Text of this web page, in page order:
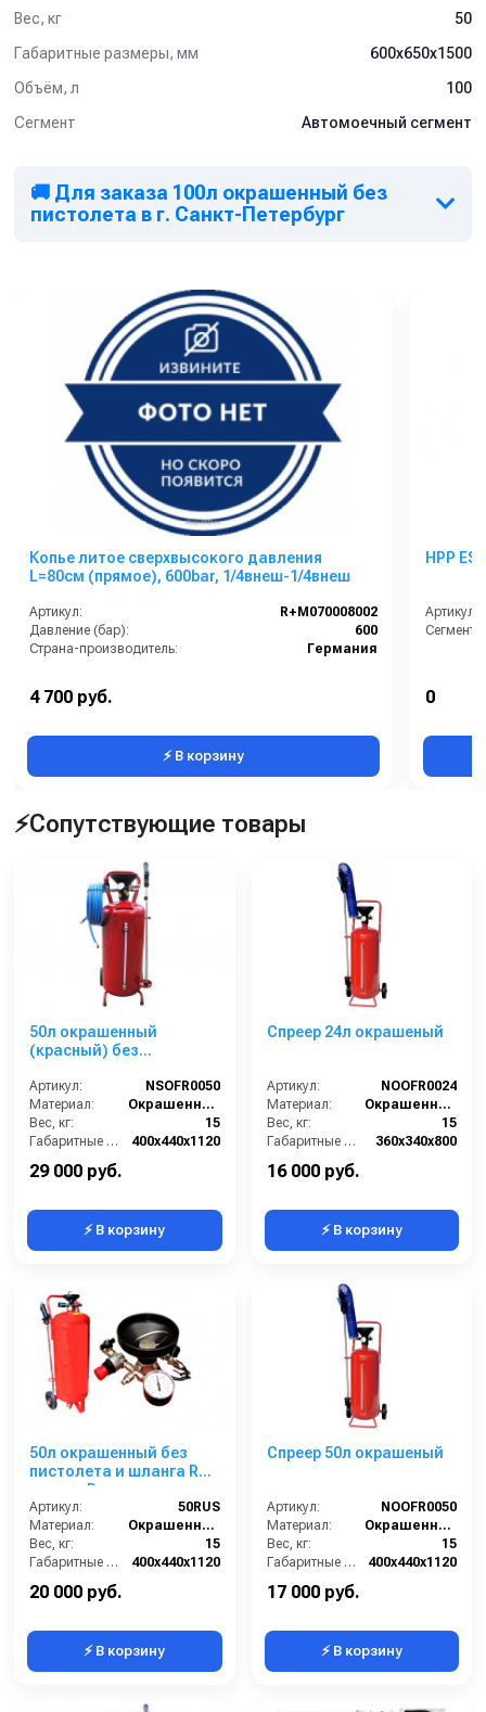
Вес, кг
50
Габаритные размеры, мм
600x650x1500
Объём, л
100
Сегмент
Автомоечный сегмент
🚚 Для заказа 100л окрашенный без
пистолета в г. Санкт-Петербург
Копье литое сверхвысокого давления
L=80см (прямое), 600bar, 1/4внеш-1/4внеш
Артикул:
R+M070008002
Давление (бар):
600
Страна-производитель:
Германия
4 700 руб.
⚡ В корзину
Артикул:
Сегмент:
0
⚡Сопутствующие товары
50л окрашенный
(красный) без
Артикул:
NSOFR0050
Материал:
Окрашенная сталь
Вес, кг:
15
Габаритные размеры, мм:
400x440x1120
29 000 руб.
⚡ В корзину
Спреер 24л окрашеный
Артикул:
NOOFR0024
Материал:
Окрашенная сталь
Вес, кг:
15
Габаритные размеры, мм:
360x340x800
16 000 руб.
⚡ В корзину
50л окрашенный без
пистолета и шланга RUS
аналог Procar
Артикул:
50RUS
Материал:
Окрашенная сталь
Вес, кг:
15
Габаритные размеры, мм:
400x440x1120
20 000 руб.
⚡ В корзину
Спреер 50л окрашеный
Артикул:
NОOFR0050
Материал:
Окрашенная сталь
Вес, кг:
15
Габаритные размеры, мм:
400x440x1120
17 000 руб.
⚡ В корзину